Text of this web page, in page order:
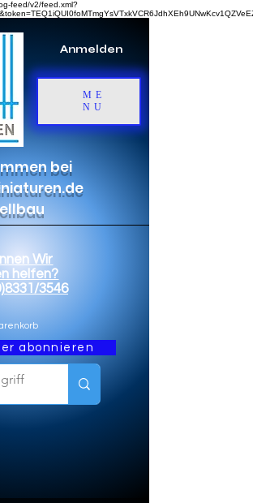
feed/v2/feed.xml?
Anmelden
ME
NU
bei
Wir
helfen?
3546
abonnieren